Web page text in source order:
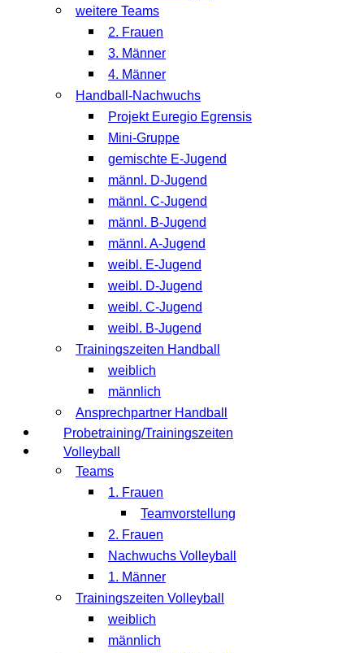
weitere Teams
2. Frauen
3. Männer
4. Männer
Handball-Nachwuchs
Projekt Euregio Egrensis
Mini-Gruppe
gemischte E-Jugend
männl. D-Jugend
männl. C-Jugend
männl. B-Jugend
männl. A-Jugend
weibl. E-Jugend
weibl. D-Jugend
weibl. C-Jugend
weibl. B-Jugend
Trainingszeiten Handball
weiblich
männlich
Ansprechpartner Handball
Probetraining/Trainingszeiten
Volleyball
Teams
1. Frauen
Teamvorstellung
2. Frauen
Nachwuchs Volleyball
1. Männer
Trainingszeiten Volleyball
weiblich
männlich